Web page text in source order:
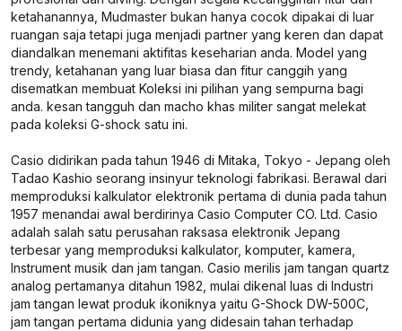
ketahanannya, Mudmaster bukan hanya cocok dipakai di luar
ruangan saja tetapi juga menjadi partner yang keren dan dapat
diandalkan menemani aktifitas keseharian anda. Model yang
trendy, ketahanan yang luar biasa dan fitur canggih yang
disematkan membuat Koleksi ini pilihan yang sempurna bagi
anda. kesan tangguh dan macho khas militer sangat melekat
pada koleksi G-shock satu ini.
Casio didirikan pada tahun 1946 di Mitaka, Tokyo - Jepang oleh
Tadao Kashio seorang insinyur teknologi fabrikasi. Berawal dari
memproduksi kalkulator elektronik pertama di dunia pada tahun
1957 menandai awal berdirinya Casio Computer CO. Ltd. Casio
adalah salah satu perusahan raksasa elektronik Jepang
terbesar yang memproduksi kalkulator, komputer, kamera,
Instrument musik dan jam tangan. Casio merilis jam tangan quartz
analog pertamanya ditahun 1982, mulai dikenal luas di Industri
jam tangan lewat produk ikoniknya yaitu G-Shock DW-500C,
jam tangan pertama didunia yang didesain tahan terhadap